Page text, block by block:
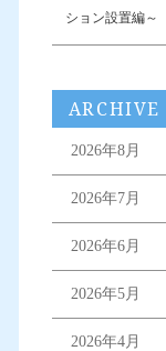
ション設置編～
ARCHIVE
2026年8月
2026年7月
2026年6月
2026年5月
2026年4月